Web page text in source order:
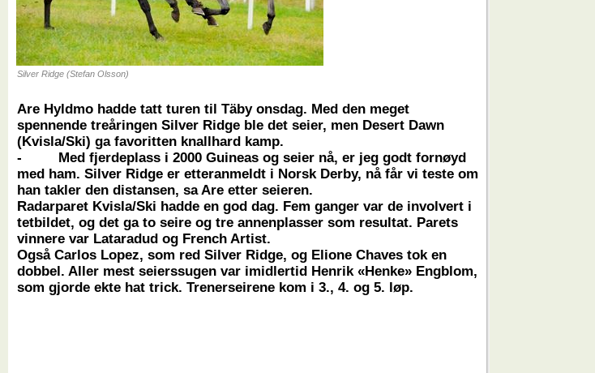
Silver Ridge (Stefan Olsson)
Are Hyldmo hadde tatt turen til Täby onsdag. Med den meget
spennende treåringen Silver Ridge ble det seier, men Desert Dawn
(Kvisla/Ski) ga favoritten knallhard kamp.
- Med fjerdeplass i 2000 Guineas og seier nå, er jeg godt fornøyd
med ham. Silver Ridge er etteranmeldt i Norsk Derby, nå får vi teste om
han takler den distansen, sa Are etter seieren.
Radarparet Kvisla/Ski hadde en god dag. Fem ganger var de involvert i
tetbildet, og det ga to seire og tre annenplasser som resultat. Parets
vinnere var Lataradud og French Artist.
Også Carlos Lopez, som red Silver Ridge, og Elione Chaves tok en
dobbel. Aller mest seierssugen var imidlertid Henrik «Henke» Engblom,
som gjorde ekte hat trick. Trenerseirene kom i 3., 4. og 5. løp.